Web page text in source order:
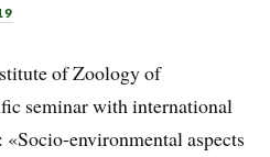
of Zoology of
seminar with international
environmental aspects